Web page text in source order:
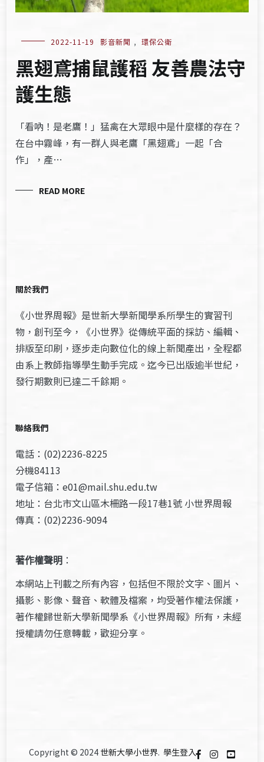
2022-11-19 影音新聞 , 環保公衛
黑翅鳶捕鼠護稻 友善農法守
護生態
「看吶！是老鷹！」猛禽在大眾眼中是什麼樣的存在？
在台中霧峰，有一群人與老鷹「黑翅鳶」一起「合
作」，產…
READ MORE
關於我們
《小世界周報》是世新大學新聞學系所學生的實習刊
物，創刊至今，《小世界》從傳統平面的採訪、編輯、
排版至印刷，逐步走向數位化的線上新聞產出，全程都
由系上教師指導學生動手完成。迄今已出版逾半世紀，
發行期數則已達二千餘期。
聯絡我們
電話：(02)2236-8225
分機84113
電子信箱：e01@mail.shu.edu.tw
地址：台北市文山區木柵路一段17巷1號 小世界周報
傳真：(02)2236-9094
著作權聲明 ：
本網站上刊載之所有內容，包括但不限於文字、圖片、
攝影、影像、聲音、軟體及檔案，均受著作權法保護，
著作權歸世新大學新聞學系《小世界周報》所有，未經
授權請勿任意轉載，歡迎分享。
Copyright © 2024 世新大學小世界. 學生登入